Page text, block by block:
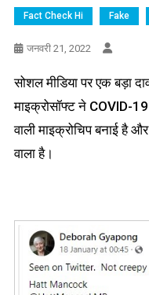
Fact Check Hi Fake
जनवरी 21, 2022
सोशल मीडिया पर एक बड़ा
माइक्रोसॉफ्ट ने COVID-
वाली माइक्रोचिप बनाई है
वाला है।